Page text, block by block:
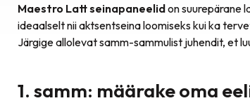
Maestro Latt seinapaneelidon suurepärane
ideaalselt nii aktsentseina loomiseks kui ka
Järgige allolevat samm-sammulist juhendit, et
1. samm: määrake oma